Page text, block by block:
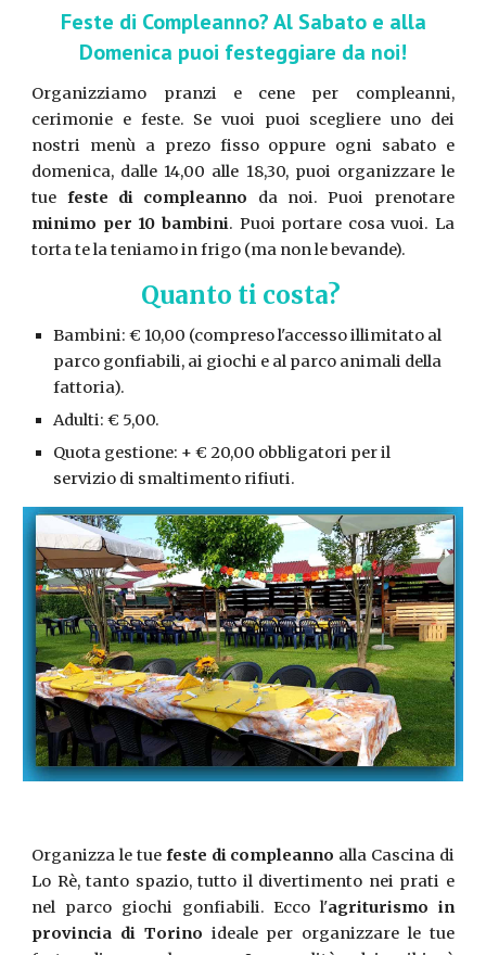
Feste di Compleanno? Al Sabato e alla
Domenica puoi festeggiare da noi!
Organizziamo pranzi e cene per compleanni,
cerimonie e feste. Se vuoi puoi scegliere uno dei
nostri menù a prezo fisso oppure ogni sabato e
domenica, dalle 14,00 alle 18,30, puoi organizzare le
tue feste di compleanno da noi. Puoi prenotare
minimo per 10 bambini. Puoi portare cosa vuoi. La
torta te la teniamo in frigo (ma non le bevande).
Quanto ti costa?
Bambini: € 10,00 (compreso l'accesso illimitato al
parco gonfiabili, ai giochi e al parco animali della
fattoria).
Adulti: € 5,00.
Quota gestione: + € 20,00 obbligatori per il
servizio di smaltimento rifiuti.
Organizza le tue feste di compleanno alla Cascina di
Lo Rè, tanto spazio, tutto il divertimento nei prati e
nel parco giochi gonfiabili. Ecco l'agriturismo in
provincia di Torino ideale per organizzare le tue